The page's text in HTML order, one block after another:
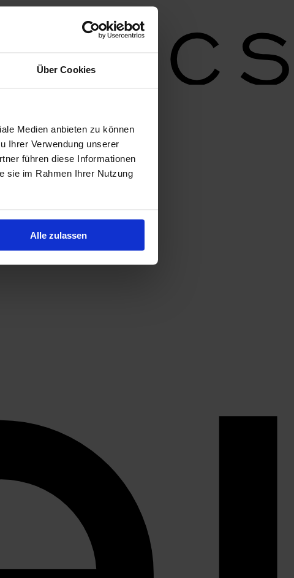
Über Cookies
Medien anbieten zu können
Ihrer Verwendung unserer
führen diese Informationen
sie im Rahmen Ihrer Nutzung
Alle zulassen